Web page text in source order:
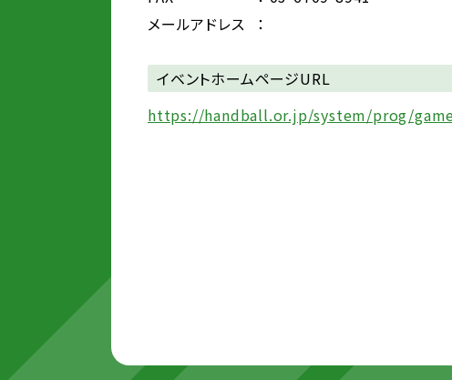
メールアドレス
：
イベントホームページURL
https://handball.or.jp/system/prog/